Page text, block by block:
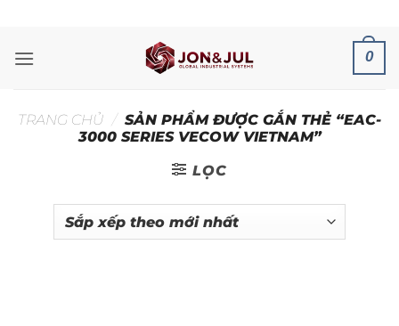
nội
0
TRANG CHỦ / SẢN PHẨM ĐƯỢC GẮN THẺ “EAC-
3000 SERIES VECOW VIETNAM”
LỌC